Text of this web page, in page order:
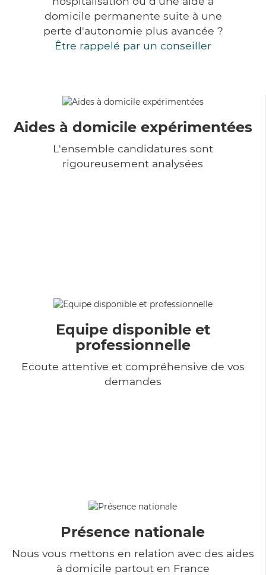
domicile permanente suite à une
perte d'autonomie plus avancée ?
Être rappelé par un conseiller
Aides à domicile expérimentées
L'ensemble candidatures sont
rigoureusement analysées
Equipe disponible et
professionnelle
Ecoute attentive et compréhensive de vos
demandes
Présence nationale
Nous vous mettons en relation avec des aides
à domicile partout en France